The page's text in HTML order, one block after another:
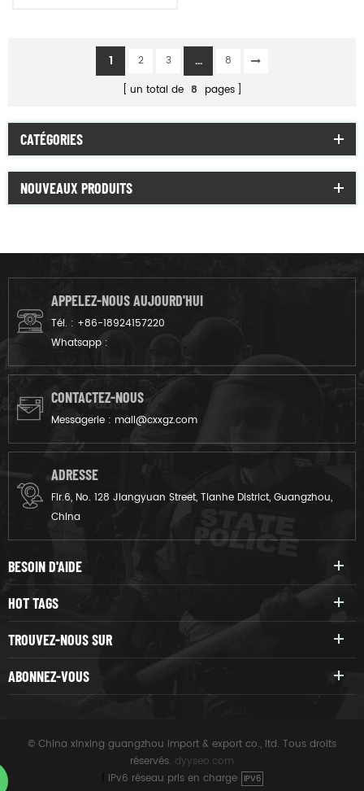
1 2 3 ...
8
un total de 8 pages
CATÉGORIES
NOUVEAUX PRODUITS
APPELEZ-NOUS AUJOURD'HUI
Tél. : +86-18924157220
Whatsapp :
CONTACTEZ-NOUS
Messagerie : mail@cxxgz.com
ADRESSE
Flr.6, No. 128 Jiangyuan Street, Tianhe District, Guangzhou,
China
BESOIN D'AIDE
HOT TAGS
TROUVEZ-NOUS SUR
ABONNEZ-VOUS
© China xinxing guangzhou import & export co., ltd. Tous droits
réservés. dyyseo.com
IPv6 réseau pris en charge IPV6